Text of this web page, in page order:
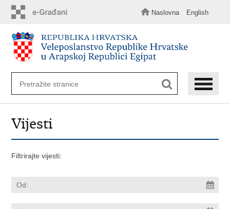
sadržaj
Naslovna English
Vijesti
Filtrirajte vijesti: